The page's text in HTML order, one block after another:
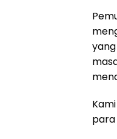
para